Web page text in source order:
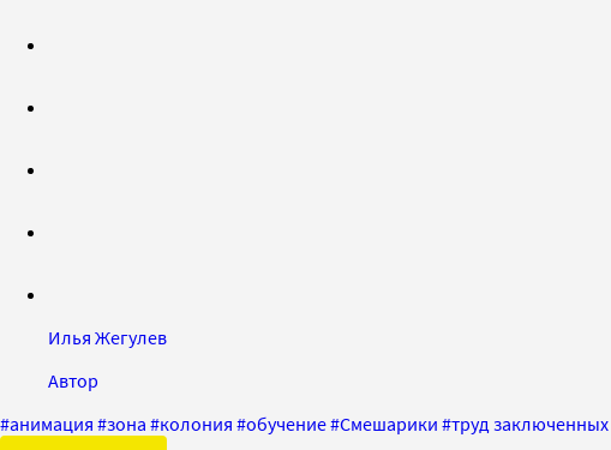
Илья Жегулев
Автор
#анимация #зона #колония #обучение#Смешарики #труд заключенных